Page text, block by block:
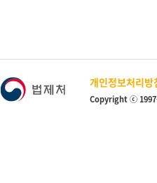
개인정보처리방
Copyright ⓒ